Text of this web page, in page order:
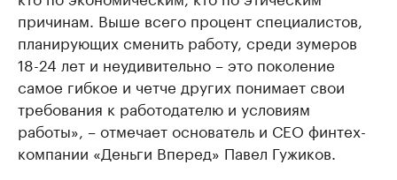
причинам. Выше всего процент специалистов,
планирующих сменить работу, среди зумеров
18-24 лет и неудивительно – это поколение
самое гибкое и четче других понимает свои
требования к работодателю и условиям
работы», – отмечает основатель и СЕО финтех-
компании «Деньги Вперед» Павел Гужиков.